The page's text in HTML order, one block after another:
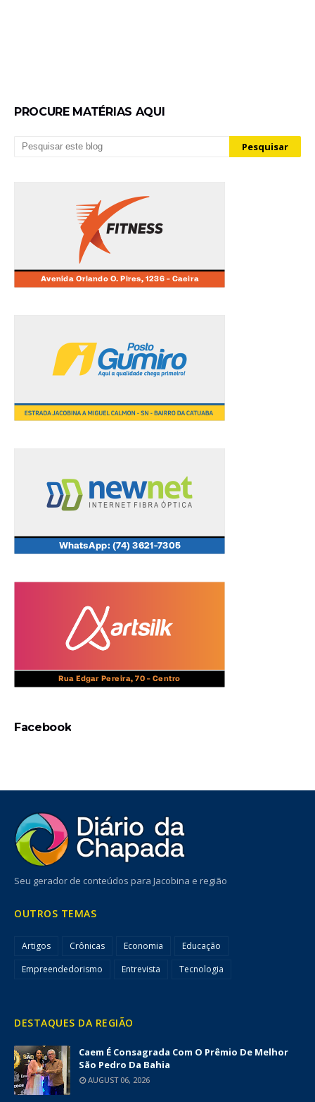
PROCURE MATÉRIAS AQUI
Facebook
Seu gerador de conteúdos para Jacobina e região
OUTROS TEMAS
Artigos Crônicas Economia
Educação
Empreendedorismo
Entrevista Tecnologia
DESTAQUES DA REGIÃO
Caem É Consagrada Com O Prêmio De Melhor
São Pedro Da Bahia
AUGUST 06, 2026